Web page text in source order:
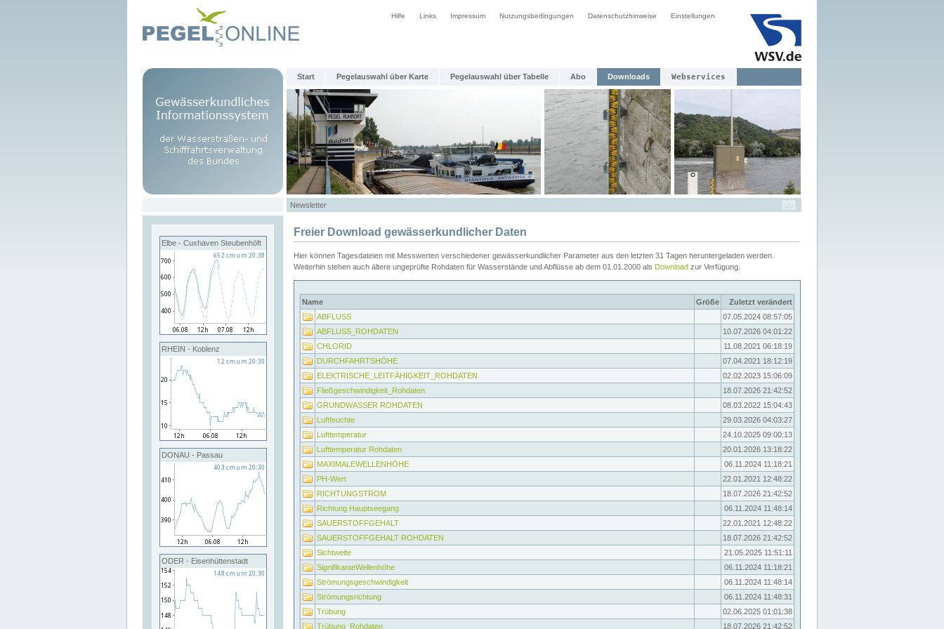
Hilfe Links Impressum Nutzungsbedingungen Datenschutzhinweise Einstellungen
Start Pegelauswahl über Karte Pegelauswahl über Tabelle Abo Downloads Webservices
Newsletter
Elbe - Cuxhaven Steubenhöft
RHEIN - Koblenz
DONAU - Passau
ODER - Eisenhüttenstadt
Freier Download gewässerkundlicher Daten
Hier können Tagesdateien mit Messwerten verschiedener gewässerkundlicher Parameter aus den letzten 31 Tagen heruntergeladen werden.
Weiterhin stehen auch ältere ungeprüfte Rohdaten für Wasserstände und Abflüsse ab dem 01.01.2000 als Download zur Verfügung.
Name Größe
Zuletzt verändert
ABFLUSS
07.05.2024 08:57:05
ABFLUSS_ROHDATEN
10.07.2026 04:01:22
CHLORID
11.08.2021 06:18:19
DURCHFAHRTSHÖHE
07.04.2021 18:12:19
ELEKTRISCHE_LEITFÄHIGKEIT_ROHDATEN
02.02.2023 15:06:09
Fließgeschwindigkeit_Rohdaten
18.07.2026 21:42:52
GRUNDWASSER ROHDATEN
08.03.2022 15:04:43
Luftfeuchte
29.03.2026 04:03:27
Lufttemperatur
24.10.2025 09:00:13
Lufttemperatur Rohdaten
20.01.2026 13:18:22
MAXIMALEWELLENHÖHE
06.11.2024 11:18:21
PH-Wert
22.01.2021 12:48:22
RICHTUNGSTROM
18.07.2026 21:42:52
Richtung Hauptseegang
06.11.2024 11:48:14
SAUERSTOFFGEHALT
22.01.2021 12:48:22
SAUERSTOFFGEHALT ROHDATEN
18.07.2026 21:42:52
Sichtweite
21.05.2025 11:51:11
SignifikanteWellenhöhe
06.11.2024 11:18:21
Strömungsgeschwindigkeit
06.11.2024 11:48:14
Strömungsrichtung
06.11.2024 11:48:31
Trübung
02.06.2025 01:01:38
Trübung_Rohdaten
18.07.2026 21:42:52